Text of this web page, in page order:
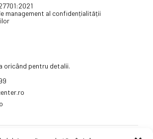
management al confidențialității
oricând pentru detalii.